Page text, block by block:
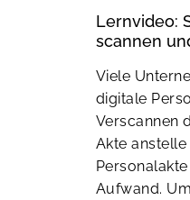
Lernvideo:
scannen
Viele
digitale
Verscannen
Akte
Aufwand.